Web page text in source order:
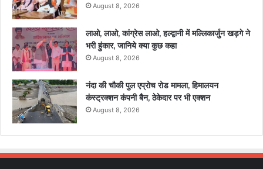
August 8, 2026
लाओ, लाओ, कांग्रेस लाओ, हल्द्वानी में मल्लिकार्जुन खड़गे ने
भरी हुंकार, जानिये क्या कुछ कहा
August 8, 2026
नंदा की चौकी पुल एप्रोच रोड मामला, हिमालयन
कंस्ट्रक्शन कंपनी बैन, ठेकेदार पर भी एक्शन
August 8, 2026